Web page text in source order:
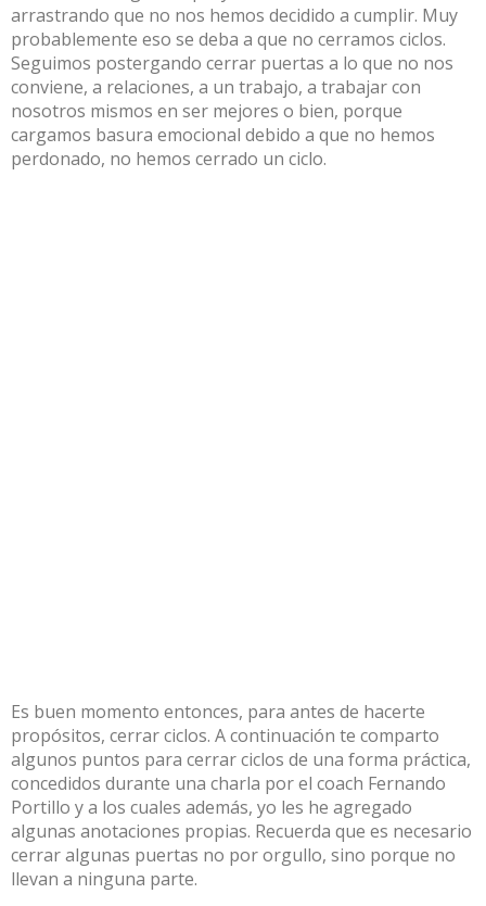
arrastrando que no nos hemos decidido a cumplir. Muy
probablemente eso se deba a que no cerramos ciclos.
Seguimos postergando cerrar puertas a lo que no nos
conviene, a relaciones, a un trabajo, a trabajar con
nosotros mismos en ser mejores o bien, porque
cargamos basura emocional debido a que no hemos
perdonado, no hemos cerrado un ciclo.
Es buen momento entonces, para antes de hacerte
propósitos, cerrar ciclos. A continuación te comparto
algunos puntos para cerrar ciclos de una forma práctica,
concedidos durante una charla por el coach Fernando
Portillo y a los cuales además, yo les he agregado
algunas anotaciones propias. Recuerda que es necesario
cerrar algunas puertas no por orgullo, sino porque no
llevan a ninguna parte.